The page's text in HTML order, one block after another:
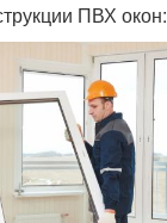
ПВХ окон: